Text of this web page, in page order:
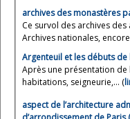
archives des monastères
Ce survol des archives
Archives nationales,
Argenteuil et les débuts de
Après une présentation de
habitations, seigneurie,... (
aspect de l’architecture